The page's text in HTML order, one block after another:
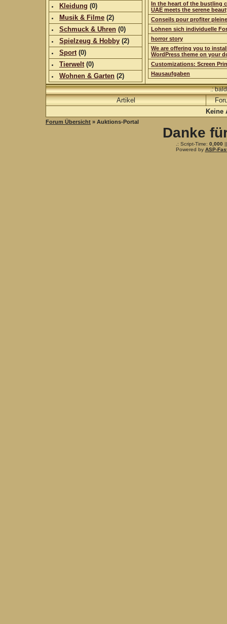
Kleidung (0)
Musik & Filme (2)
Schmuck & Uhren (0)
Spielzeug & Hobby (2)
Sport(0)
Tierwelt(0)
Wohnen & Garten (2)
In the heart of the bustling
UAE meets the serene
Conseils pour profiter
Lohnen sich individuelle
horror story
We are offering you to
WordPress theme on your
Customizations: Screen
Hausaufgaben
.:
Artikel
Keine
Forum Übersicht » Auktions-Portal
Danke
.: Script-Time: 0,000
Powered by ASP-